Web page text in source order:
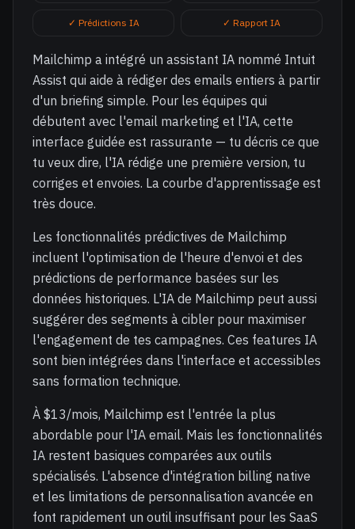
✓ Prédictions IA ✓ Rapport IA
Mailchimp a intégré un assistant IA nommé Intuit
Assist qui aide à rédiger des emails entiers à partir
d'un briefing simple. Pour les équipes qui
débutent avec l'email marketing et l'IA, cette
interface guidée est rassurante — tu décris ce que
tu veux dire, l'IA rédige une première version, tu
corriges et envoies. La courbe d'apprentissage est
très douce.
Les fonctionnalités prédictives de Mailchimp
incluent l'optimisation de l'heure d'envoi et des
prédictions de performance basées sur les
données historiques. L'IA de Mailchimp peut aussi
suggérer des segments à cibler pour maximiser
l'engagement de tes campagnes. Ces features IA
sont bien intégrées dans l'interface et accessibles
sans formation technique.
À $13/mois, Mailchimp est l'entrée la plus
abordable pour l'IA email. Mais les fonctionnalités
IA restent basiques comparées aux outils
spécialisés. L'absence d'intégration billing native
et les limitations de personnalisation avancée en
font rapidement un outil insuffisant pour les SaaS